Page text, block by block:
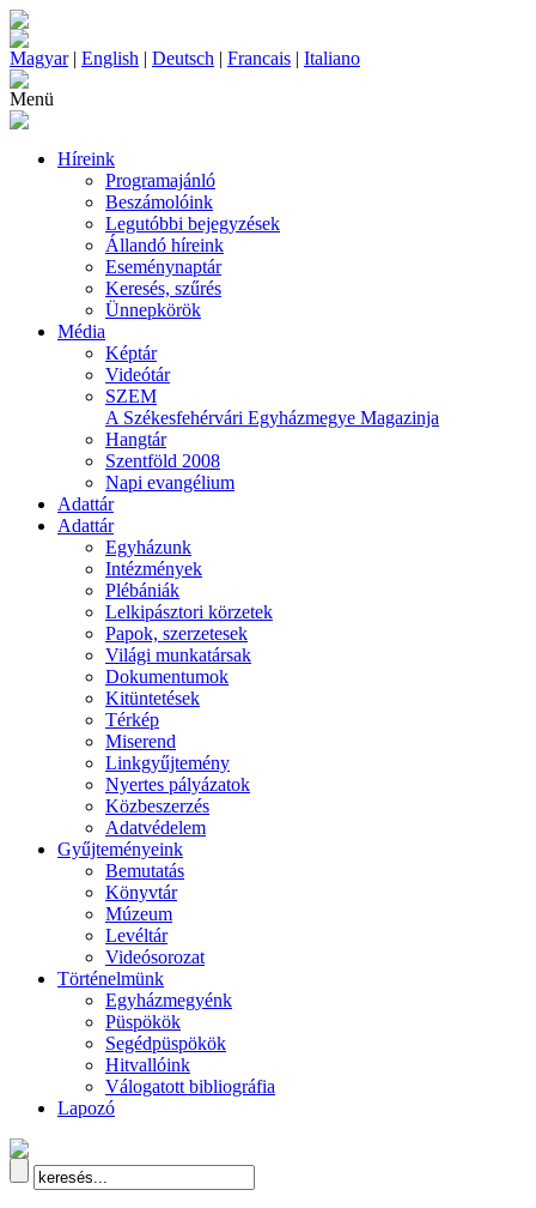
Magyar| English | Deutsch | Francais | Italiano
Menü
Híreink
Programajánló
Beszámolóink
Legutóbbi bejegyzések
Állandó híreink
Eseménynaptár
Keresés, szűrés
Ünnepkörök
Média
Képtár
Videótár
SZEM
A Székesfehérvári Egyházmegye Magazinja
Hangtár
Szentföld 2008
Napi evangélium
Adattár
Adattár
Egyházunk
Intézmények
Plébániák
Lelkipásztori körzetek
Papok, szerzetesek
Világi munkatársak
Dokumentumok
Kitüntetések
Térkép
Miserend
Linkgyűjtemény
Nyertes pályázatok
Közbeszerzés
Adatvédelem
Gyűjteményeink
Bemutatás
Könyvtár
Múzeum
Levéltár
Videósorozat
Történelmünk
Egyházmegyénk
Püspökök
Segédpüspökök
Hitvallóink
Válogatott bibliográfia
Lapozó